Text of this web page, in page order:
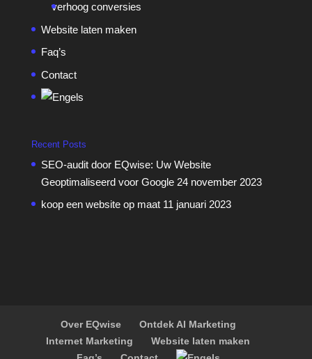
verhoog conversies
Website laten maken
Faq’s
Contact
Recent Posts
SEO-audit door EQwise: Uw Website
Geoptimaliseerd voor Google 24 november 2023
koop een website op maat 11 januari 2023
Over EQwise
Ontdek AI Marketing
Internet Marketing
Website laten maken